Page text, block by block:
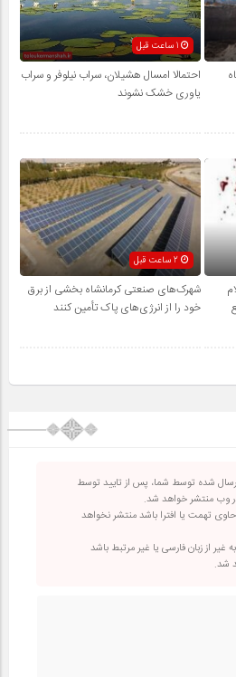
احتمالا امسال هشیلان، سراب نیلوفر و سراب
یاوری خشک نشوند
شهرک‌های صنعتی کرمانشاه بخشی از برق
خود را از انرژی‌های پاک تأمین کنند
شده توسط شما، پس از تایید توسط
وب منتشر خواهد شد.
تهمت یا افترا باشد منتشر نخواهد
غیر از زبان فارسی یا غیر مرتبط باشد
شد.